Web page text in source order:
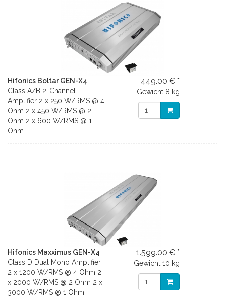
Hifonics Boltar GEN-X4
Class A/B 2-Channel
Amplifier 2 x 250 W/RMS @ 4
Ohm 2 x 450 W/RMS @ 2
Ohm 2 x 600 W/RMS @ 1
Ohm
449.00 € *
Gewicht 8 kg
Hifonics Maxximus GEN-X4
Class D Dual Mono Amplifier
2 x 1200 W/RMS @ 4 Ohm 2
x 2000 W/RMS @ 2 Ohm 2 x
3000 W/RMS @ 1 Ohm
1.599.00 € *
Gewicht 10 kg